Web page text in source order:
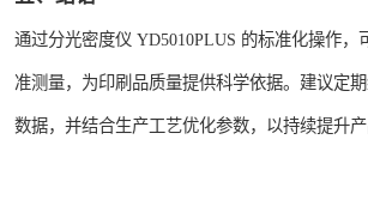
通过分光密度仪 YD5010PLUS 的标准化操作，
准测量，为印刷品质量提供科学依据。建议定
数据，并结合生产工艺优化参数，以持续提升产